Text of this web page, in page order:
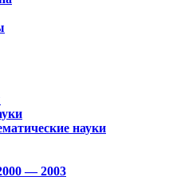
науки
— 2003